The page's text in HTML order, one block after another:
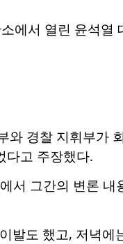
에서 열린 윤석열
와 경찰 지휘부가
다고 주장했다.
서 그간의 변론 내
발도 했고, 저녁에